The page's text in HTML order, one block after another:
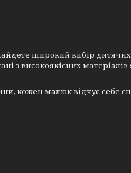
широкий вибір
з високоякісних
кожен малюк відчує себе